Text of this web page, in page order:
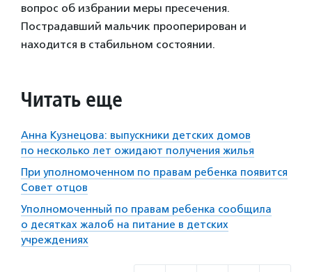
вопрос об избрании меры пресечения.
Пострадавший мальчик прооперирован и
находится в стабильном состоянии.
Читать еще
Анна Кузнецова: выпускники детских домов
по несколько лет ожидают получения жилья
При уполномоченном по правам ребенка появится
Совет отцов
Уполномоченный по правам ребенка сообщила
о десятках жалоб на питание в детских
учреждениях